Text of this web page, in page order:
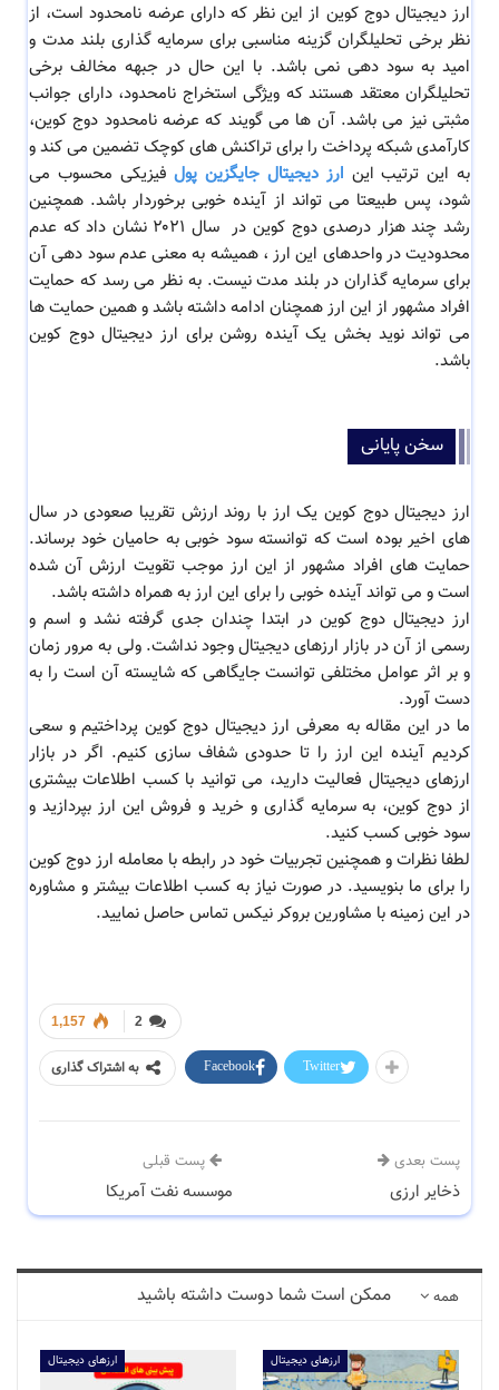
ارز دیجیتال دوج کوین از این نظر که دارای عرضه نامحدود است، از
نظر برخی تحلیلگران گزینه مناسبی برای سرمایه گذاری بلند مدت و
امید به سود دهی نمی باشد. با این حال در جبهه مخالف برخی
تحلیلگران معتقد هستند که ویژگی استخراج نامحدود، دارای جوانب
مثبتی نیز می باشد. آن ها می گویند که عرضه نامحدود دوج کوین،
کارآمدی شبکه پرداخت را برای تراکنش های کوچک تضمین می کند و
به این ترتیب این ارز دیجیتال جایگزین پولفیزیکی محسوب می
شود، پس طبیعتا می تواند از آینده خوبی برخوردار باشد. همچنین
رشد چند هزار درصدی دوج کوین در سال ۲۰۲۱ نشان داد که عدم
محدودیت در واحدهای این ارز ، همیشه به معنی عدم سود دهی آن
برای سرمایه گذاران در بلند مدت نیست. به نظر می رسد که حمایت
افراد مشهور از این ارز همچنان ادامه داشته باشد و همین حمایت ها
می تواند نوید بخش یک آینده روشن برای ارز دیجیتال دوج کوین
باشد.
سخن پایانی
ارز دیجیتال دوج کوین یک ارز با روند ارزش تقریبا صعودی در سال
های اخیر بوده است که توانسته سود خوبی به حامیان خود برساند.
حمایت های افراد مشهور از این ارز موجب تقویت ارزش آن شده
است و می تواند آینده خوبی را برای این ارز به همراه داشته باشد.
ارز دیجیتال دوج کوین در ابتدا چندان جدی گرفته نشد و اسم و
رسمی از آن در بازار ارزهای دیجیتال وجود نداشت. ولی به مرور زمان
و بر اثر عوامل مختلفی توانست جایگاهی که شایسته آن است را به
دست آورد.
ما در این مقاله به معرفی ارز دیجیتال دوج کوین پرداختیم و سعی
کردیم آینده این ارز را تا حدودی شفاف سازی کنیم. اگر در بازار
ارزهای دیجیتال فعالیت دارید، می توانید با کسب اطلاعات بیشتری
از دوج کوین، به سرمایه گذاری و خرید و فروش این ارز بپردازید و
سود خوبی کسب کنید.
لطفا نظرات و همچنین تجربیات خود در رابطه با معامله ارز دوج کوین
را برای ما بنویسید. در صورت نیاز به کسب اطلاعات بیشتر و مشاوره
در این زمینه با مشاورین بروکر نیکس تماس حاصل نمایید.
2
1,157
به اشتراک گذاری Facebook Twitter
پست قبلی
موسسه نفت آمریکا
پست بعدی
ذخایر ارزی
همه ممکن است شما دوست داشته باشید
ارزهای دیجیتال ارزهای دیجیتال